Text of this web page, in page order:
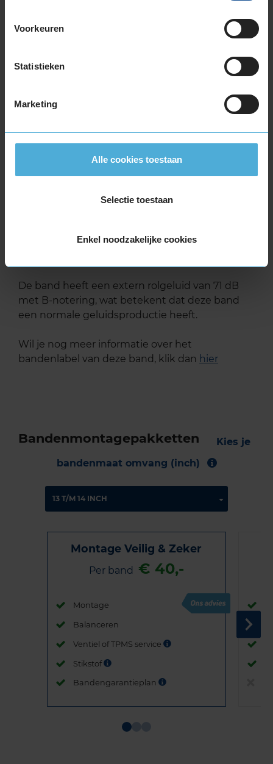
Voorkeuren
Statistieken
Marketing
Alle cookies toestaan
Selectie toestaan
Enkel noodzakelijke cookies
brandstofefficiëntie-label E, wat overeen komt
deze band goede grip heeft bij natte
De band heeft een extern rolgeluid van 71 dB
met B-notering, wat betekent dat deze band
een normale geluidsproductie heeft.
Wil je nog meer informatie over het
bandenlabel van deze band, klik dan hier
Bandenmontagepakketten
Kies je
bandenmaat omvang (inch)
Montage Veilig & Zeker
Per band € 40,-
Montage
Balanceren
Ventiel of TPMS service
Stikstof
Bandengarantieplan